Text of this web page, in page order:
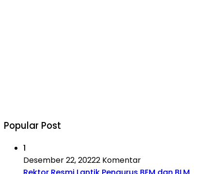
Popular Post
1
Desember 22, 20222 Komentar